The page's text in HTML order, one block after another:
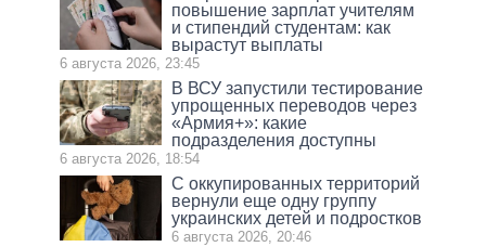
повышение зарплат учителям
и стипендий студентам: как
вырастут выплаты
6 августа 2026, 23:45
В ВСУ запустили тестирование
упрощенных переводов через
«Армия+»: какие
подразделения доступны
6 августа 2026, 18:54
С оккупированных территорий
вернули еще одну группу
украинских детей и подростков
6 августа 2026, 20:46